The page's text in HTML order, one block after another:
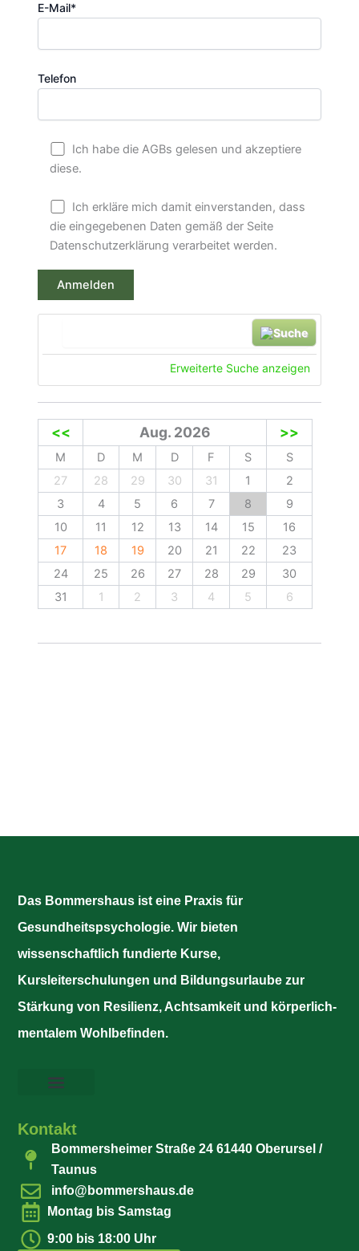
E-Mail*
Telefon
Ich habe die AGBs gelesen und akzeptiere
diese.
Ich erkläre mich damit einverstanden, dass
die eingegebenen Daten gemäß der Seite
Datenschutzerklärung verarbeitet werden.
Erweiterte Suche anzeigen
<< Aug. 2026 >>
M D M D F S
S
27
28 29 30 31 1
2
3
4 5 6 7 8
9
10
11 12 13 14 15
16
17
18 19 20 21 22
23
24
25 26 27 28 29
30
31
1 2 3 4 5 6
Das Bommershaus ist eine Praxis für
Gesundheitspsychologie. Wir bieten
wissenschaftlich fundierte Kurse,
Kursleiterschulungen und Bildungsurlaube zur
Stärkung von Resilienz, Achtsamkeit und körperlich-
mentalem Wohlbefinden.
Kontakt
Bommersheimer Straße 24 61440 Oberursel /
Taunus
info@bommershaus.de
Montag bis Samstag
9:00 bis 18:00 Uhr